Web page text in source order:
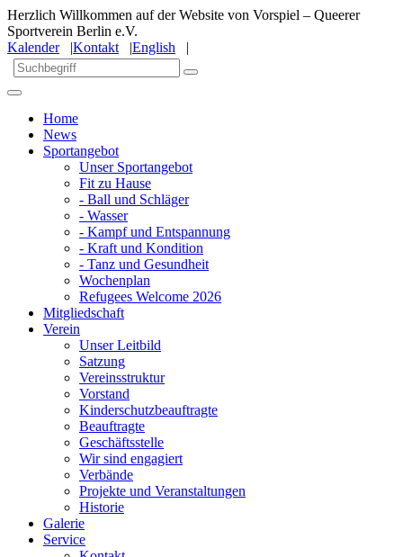
Herzlich Willkommen auf der Website von Vorspiel – Queerer
Sportverein Berlin e.V.
Kalender|Kontakt |English |
Home
News
Sportangebot
Unser Sportangebot
Fit zu Hause
- Ball und Schläger
- Wasser
- Kampf und Entspannung
- Kraft und Kondition
- Tanz und Gesundheit
Wochenplan
Refugees Welcome 2026
Mitgliedschaft
Verein
Unser Leitbild
Satzung
Vereinsstruktur
Vorstand
Kinderschutzbeauftragte
Beauftragte
Geschäftsstelle
Wir sind engagiert
Verbände
Projekte und Veranstaltungen
Historie
Galerie
Service